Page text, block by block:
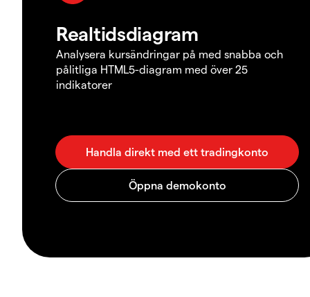
Realtidsdiagram
Analysera kursändringar på med snabba och
pålitliga HTML5-diagram med över 25
indikatorer